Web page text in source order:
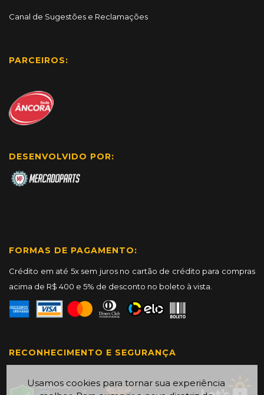
Usamos cookies para tornar sua experiência
Canal de Sugestões e Reclamações
PARCEIROS:
DESENVOLVIDO POR:
FORMAS DE PAGAMENTO:
Crédito em até 5x sem juros no cartão de crédito para compras
acima de R$ 400 e 5% de desconto no boleto à vista.
RECONHECIMENTO E SEGURANÇA